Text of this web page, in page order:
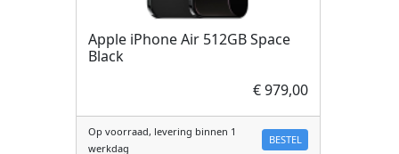
Apple iPhone Air 512GB Space
Black
€ 979,00
Op voorraad, levering binnen 1
werkdag
BESTEL